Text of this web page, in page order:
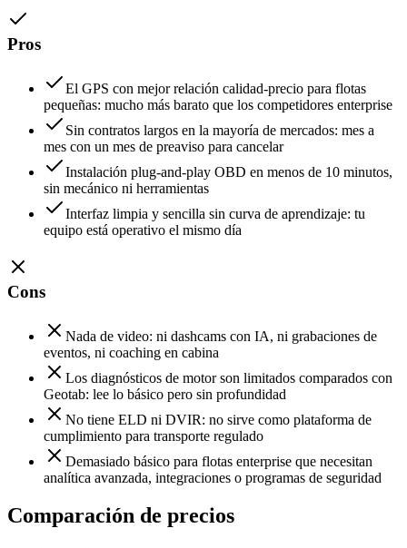
Pros
El GPS con mejor relación calidad-precio para flotas
pequeñas: mucho más barato que los competidores enterprise
Sin contratos largos en la mayoría de mercados: mes a
mes con un mes de preaviso para cancelar
Instalación plug-and-play OBD en menos de 10 minutos,
sin mecánico ni herramientas
Interfaz limpia y sencilla sin curva de aprendizaje: tu
equipo está operativo el mismo día
Cons
Nada de video: ni dashcams con IA, ni grabaciones de
eventos, ni coaching en cabina
Los diagnósticos de motor son limitados comparados con
Geotab: lee lo básico pero sin profundidad
No tiene ELD ni DVIR: no sirve como plataforma de
cumplimiento para transporte regulado
Demasiado básico para flotas enterprise que necesitan
analítica avanzada, integraciones o programas de seguridad
Comparación de precios